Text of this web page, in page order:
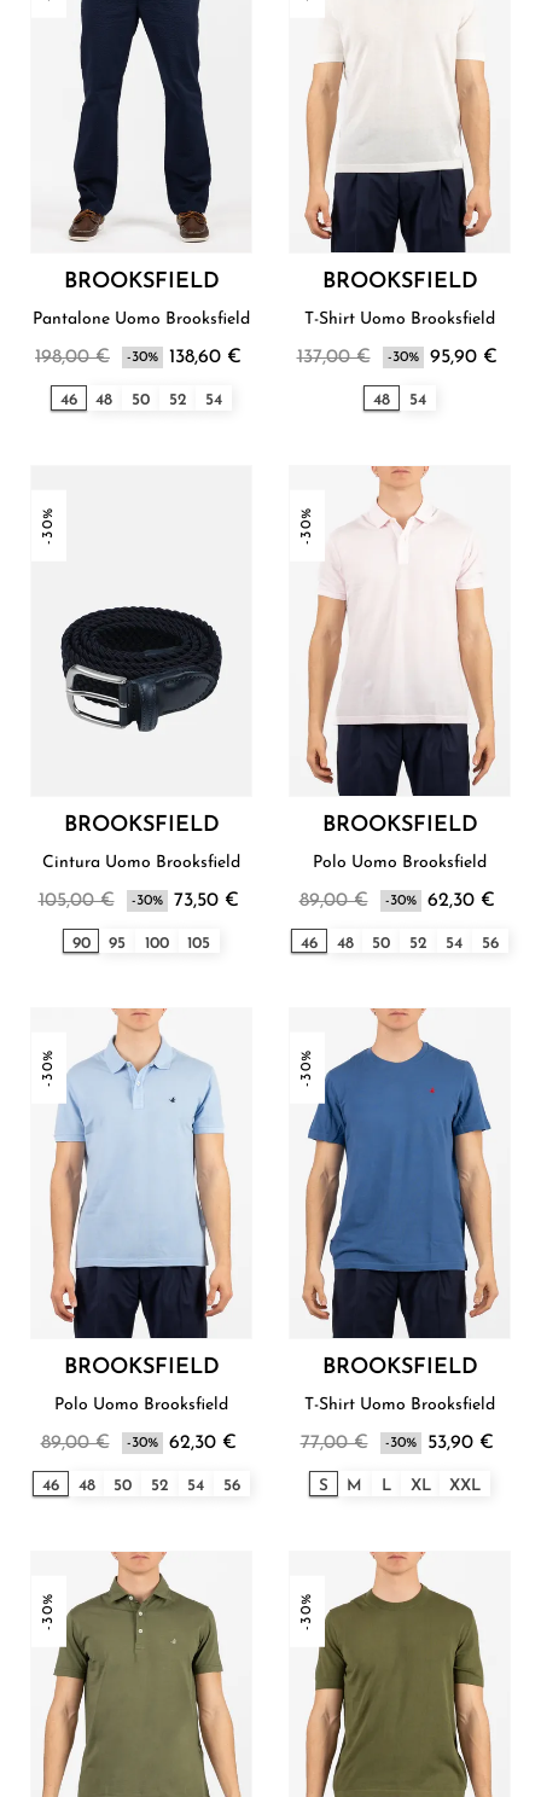
BROOKSFIELD
Pantalone Uomo Brooksfield
198,00 € -30% 138,60 €
46 48 50 52 54
BROOKSFIELD
T-Shirt Uomo Brooksfield
137,00 € -30% 95,90 €
48 54
-30%
BROOKSFIELD
Cintura Uomo Brooksfield
105,00 € -30% 73,50 €
90 95 100 105
-30%
BROOKSFIELD
Polo Uomo Brooksfield
89,00 € -30% 62,30 €
46 48 50 52 54 56
-30%
BROOKSFIELD
Polo Uomo Brooksfield
89,00 € -30% 62,30 €
46 48 50 52 54 56
-30%
BROOKSFIELD
T-Shirt Uomo Brooksfield
77,00 € -30% 53,90 €
S M L XL XXL
-30% -30%